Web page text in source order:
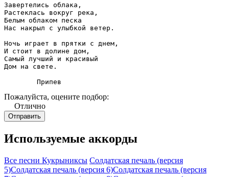
Завертелись облака,
Растеклась вокруг река,
Белым облаком песка
Нас накрыл с улыбкой ветер.
Ночь играет в прятки с днем,
И стоит в долине дом,
Самый лучший и красивый
Дом на свете.
	Припев
Пожалуйста, оцените подбор:
Отлично
Используемые аккорды
Все песни Кукрыниксы Солдатская печаль (версия
5)Солдатская печаль (версия 6)Солдатская печаль (версия